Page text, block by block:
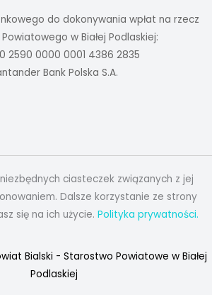
do dokonywania wpłat na rzecz
w Białej Podlaskiej:
2590 0000 0001 4386 2835
Bank Polska S.A.
ciasteczek związanych z jej
Dalsze korzystanie ze strony
się na ich użycie. Polityka prywatności.
Bialski - Starostwo Powiatowe w Białej
Podlaskiej